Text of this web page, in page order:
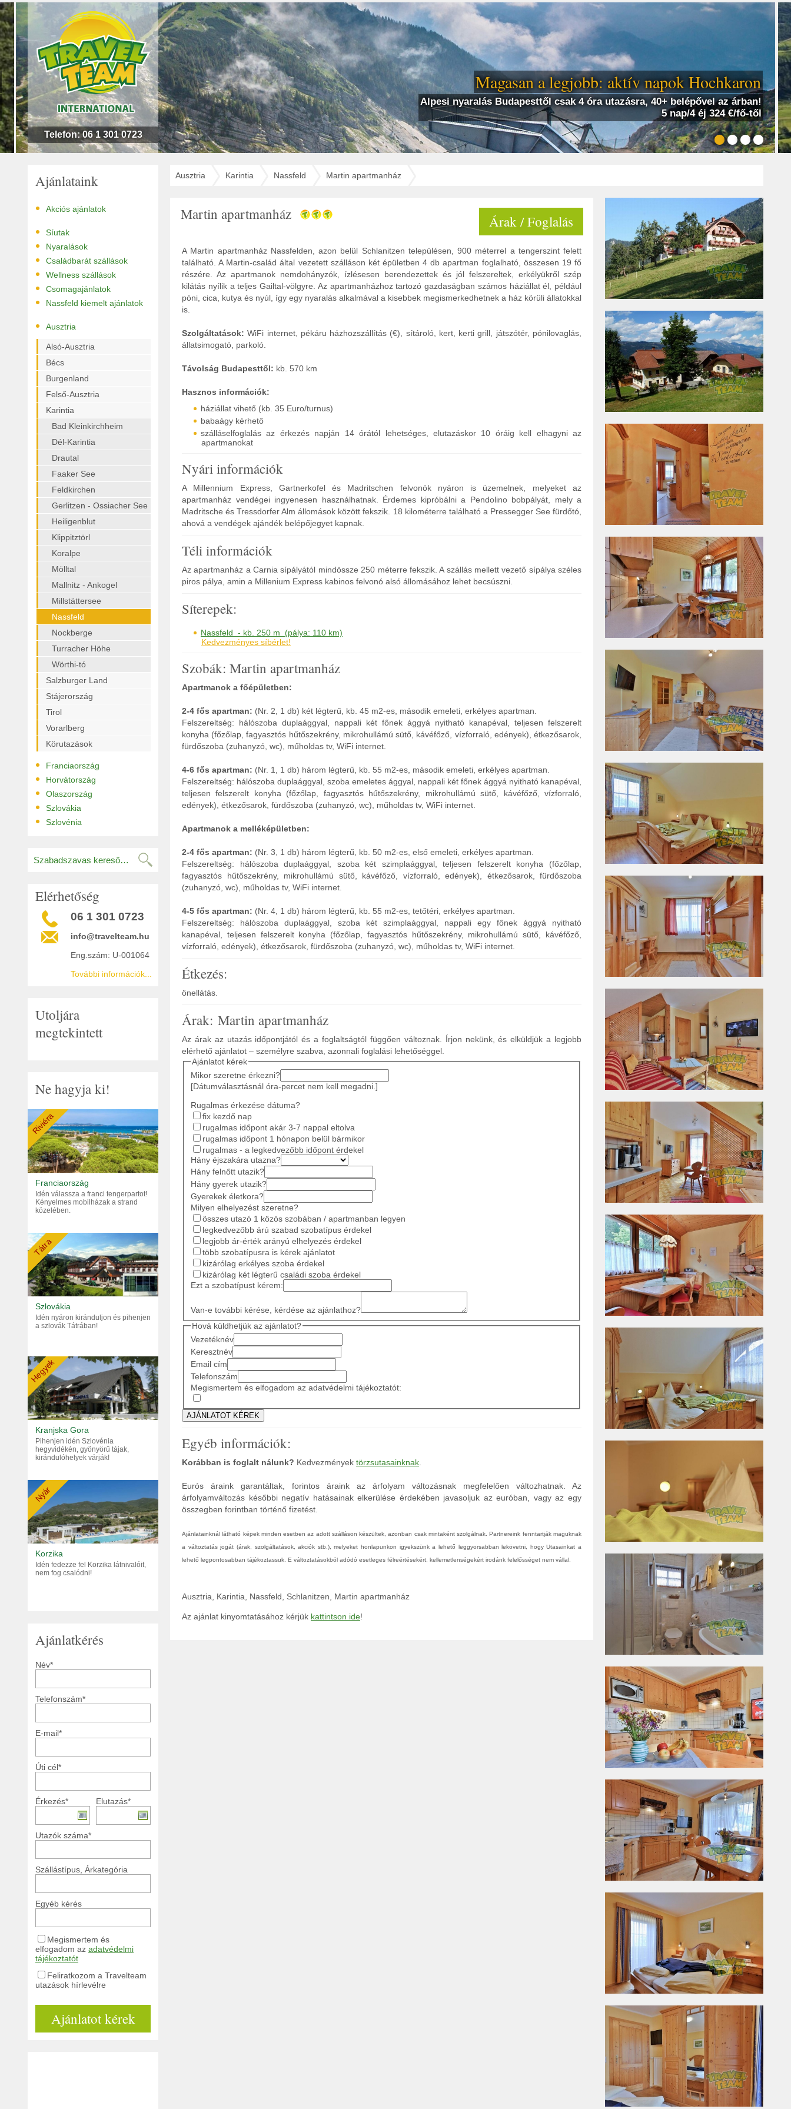
Magasan a legjobb: aktív napok Hochkaron
Alpesi nyaralás Budapesttől csak 4 óra utazásra, 40+ belépővel az árban!
5 nap/4 éj 324 €/fő-től
Telefon: 06 1 301 0723
Ajánlataink
• Akciós ajánlatok
• Síutak
• Nyaralások
• Családbarát szállások
• Wellness szállások
• Csomagajánlatok
• Nassfeld kiemelt ajánlatok
• Ausztria
Alsó-Ausztria
Bécs
Burgenland
Felső-Ausztria
Karintia
Bad Kleinkirchheim
Dél-Karintia
Drautal
Faaker See
Feldkirchen
Gerlitzen - Ossiacher See
Heiligenblut
Klippitztörl
Koralpe
Mölltal
Mallnitz - Ankogel
Millstättersee
Nassfeld
Nockberge
Turracher Höhe
Wörthi-tó
Salzburger Land
Stájerország
Tirol
Vorarlberg
Körutazások
• Franciaország
• Horvátország
• Olaszország
• Szlovákia
• Szlovénia
Elérhetőség
06 1 301 0723
info@travelteam.hu
Eng.szám: U-001064
További információk...
Utoljára
megtekintett
Ne hagyja ki!
Riviéra
Franciaország
Idén válassza a franci tengerpartot!
Kényelmes mobilházak a strand
közelében.
Tátra
Szlovákia
Idén nyáron kiránduljon és pihenjen
a szlovák Tátrában!
Hegyek
Kranjska Gora
Pihenjen idén Szlovénia
hegyvidékén, gyönyörű tájak,
kirándulóhelyek várják!
Nyár
Korzika
Idén fedezze fel Korzika látnivalóit,
nem fog csalódni!
Ajánlatkérés
Név*
Telefonszám*
E-mail*
Úti cél*
Érkezés* Elutazás*
Utazók száma*
Szállástípus, Árkategória
Egyéb kérés
Megismertem és
elfogadom az adatvédelmi
tájékoztatót
Feliratkozom a Travelteam
utazások hírlevélre
Ajánlatot kérek
Ausztria Karintia Nassfeld Martin apartmanház
Martin apartmanház Árak / Foglalás
A Martin apartmanház Nassfelden, azon belül Schlanitzen településen, 900 méterrel a tengerszint felett
található. A Martin-család által vezetett szálláson két épületben 4 db apartman foglalható, összesen 19 fő
részére. Az apartmanok nemdohányzók, ízlésesen berendezettek és jól felszereltek, erkélyükről szép
kilátás nyílik a teljes Gailtal-völgyre. Az apartmanházhoz tartozó gazdaságban számos háziállat él, például
póni, cica, kutya és nyúl, így egy nyaralás alkalmával a kisebbek megismerkedhetnek a ház körüli állatokkal
is.
Szolgáltatások: WiFi internet, pékáru házhozszállítás (€), sítároló, kert, kerti grill, játszótér, pónilovaglás,
állatsimogató, parkoló.
Távolság Budapesttől: kb. 570 km
Hasznos információk:
háziállat vihető (kb. 35 Euro/turnus)
babaágy kérhető
szálláselfoglalás az érkezés napján 14 órától lehetséges, elutazáskor 10 óráig kell elhagyni az
apartmanokat
Nyári információk
A Millennium Express, Gartnerkofel és Madritschen felvonók nyáron is üzemelnek, melyeket az
apartmanház vendégei ingyenesen használhatnak. Érdemes kipróbálni a Pendolino bobpályát, mely a
Madritsche és Tressdorfer Alm állomások között fekszik. 18 kilométerre található a Pressegger See fürdőtó,
ahová a vendégek ajándék belépőjegyet kapnak.
Téli információk
Az apartmanház a Carnia sípályától mindössze 250 méterre fekszik. A szállás mellett vezető sípálya széles
piros pálya, amin a Millenium Express kabinos felvonó alsó állomásához lehet becsúszni.
Síterepek:
Nassfeld - kb. 250 m (pálya: 110 km)
Kedvezményes síbérlet!
Szobák: Martin apartmanház
Apartmanok a főépületben:
2-4 fős apartman: (Nr. 2, 1 db) két légterű, kb. 45 m2-es, második emeleti, erkélyes apartman.
Felszereltség: hálószoba duplaággyal, nappali két főnek ággyá nyitható kanapéval, teljesen felszerelt
konyha (főzőlap, fagyasztós hűtőszekrény, mikrohullámú sütő, kávéfőző, vízforraló, edények), étkezősarok,
fürdőszoba (zuhanyzó, wc), műholdas tv, WiFi internet.
4-6 fős apartman: (Nr. 1, 1 db) három légterű, kb. 55 m2-es, második emeleti, erkélyes apartman.
Felszereltség: hálószoba duplaággyal, szoba emeletes ággyal, nappali két főnek ággyá nyitható kanapéval,
teljesen felszerelt konyha (főzőlap, fagyasztós hűtőszekrény, mikrohullámú sütő, kávéfőző, vízforraló,
edények), étkezősarok, fürdőszoba (zuhanyzó, wc), műholdas tv, WiFi internet.
Apartmanok a melléképületben:
2-4 fős apartman: (Nr. 3, 1 db) három légterű, kb. 50 m2-es, első emeleti, erkélyes apartman.
Felszereltség: hálószoba duplaággyal, szoba két szimplaággyal, teljesen felszerelt konyha (főzőlap,
fagyasztós hűtőszekrény, mikrohullámú sütő, kávéfőző, vízforraló, edények), étkezősarok, fürdőszoba
(zuhanyzó, wc), műholdas tv, WiFi internet.
4-5 fős apartman: (Nr. 4, 1 db) három légterű, kb. 55 m2-es, tetőtéri, erkélyes apartman.
Felszereltség: hálószoba duplaággyal, szoba két szimplaággyal, nappali egy főnek ággyá nyitható
kanapéval, teljesen felszerelt konyha (főzőlap, fagyasztós hűtőszekrény, mikrohullámú sütő, kávéfőző,
vízforraló, edények), étkezősarok, fürdőszoba (zuhanyzó, wc), műholdas tv, WiFi internet.
Étkezés:
önellátás.
Árak: Martin apartmanház
Az árak az utazás időpontjától és a foglaltságtól függően változnak. Írjon nekünk, és elküldjük a legjobb
elérhető ajánlatot – személyre szabva, azonnali foglalási lehetőséggel.
Ajánlatot kérek
Mikor szeretne érkezni?
[Dátumválasztásnál óra-percet nem kell megadni.]
Rugalmas érkezése dátuma?
fix kezdő nap
rugalmas időpont akár 3-7 nappal eltolva
rugalmas időpont 1 hónapon belül bármikor
rugalmas - a legkedvezőbb időpont érdekel
Hány éjszakára utazna?
Hány felnőtt utazik?
Hány gyerek utazik?
Gyerekek életkora?
Milyen elhelyezést szeretne?
összes utazó 1 közös szobában / apartmanban legyen
legkedvezőbb árú szabad szobatípus érdekel
legjobb ár-érték arányú elhelyezés érdekel
több szobatípusra is kérek ajánlatot
kizárólag erkélyes szoba érdekel
kizárólag két légterű családi szoba érdekel
Ezt a szobatípust kérem:
Van-e további kérése, kérdése az ajánlathoz?
Hová küldhetjük az ajánlatot?
Vezetéknév
Keresztnév
Email cím
Telefonszám
Megismertem és elfogadom az adatvédelmi tájékoztatót:
Egyéb információk:
Korábban is foglalt nálunk? Kedvezmények törzsutasainknak.
Eurós áraink garantáltak, forintos áraink az árfolyam változásnak megfelelően változhatnak. Az
árfolyamváltozás későbbi negatív hatásainak elkerülése érdekében javasoljuk az euróban, vagy az egy
összegben forintban történő fizetést.
Ajánlatainknál látható képek minden esetben az adott szálláson készültek, azonban csak mintaként szolgálnak. Partnereink fenntartják maguknak
a változtatás jogát (árak, szolgáltatások, akciók stb.), melyeket honlapunkon igyekszünk a lehető leggyorsabban lekövetni, hogy Utasainkat a
lehető legpontosabban tájékoztassuk. E változtatásokból adódó esetleges félreértésekért, kellemetlenségekért irodánk felelősséget nem vállal.
Ausztria, Karintia, Nassfeld, Schlanitzen, Martin apartmanház
Az ajánlat kinyomtatásához kérjük kattintson ide!